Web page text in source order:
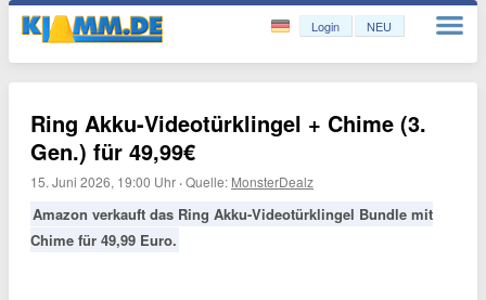
Login NEU
Ring Akku-Videotürklingel + Chime (3.
Gen.) für 49,99€
15. Juni 2026, 19:00 Uhr ·Quelle: MonsterDealz
Amazon verkauft das Ring Akku-Videotürklingel Bundle mit
Chime für 49,99 Euro.